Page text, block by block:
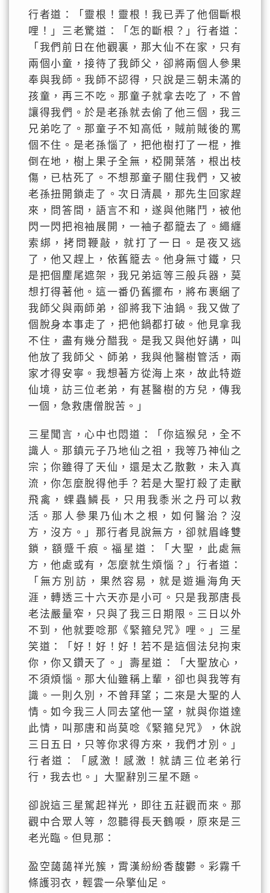
行者道：「靈根！靈根！我已弄了他個斷根
哩！」三老驚道：「怎的斷根？」行者道：
「我們前日在他觀裏，那大仙不在家，只有
兩個小童，接待了我師父，卻將兩個人參果
奉與我師。我師不認得，只說是三朝未滿的
孩童，再三不吃。那童子就拿去吃了，不曾
讓得我們。於是老孫就去偷了他三個，我三
兄弟吃了。那童子不知高低，賊前賊後的罵
個不住。是老孫惱了，把他樹打了一棍，推
倒在地，樹上果子全無，椏開葉落，根出枝
傷，已枯死了。不想那童子關住我們，又被
老孫扭開鎖走了。次日清晨，那先生回家趕
來，問答間，語言不和，遂與他賭鬥，被他
閃一閃把袍袖展開，一袖子都籠去了。繩纏
索綁，拷問鞭敲，就打了一日。是夜又逃
了，他又趕上，依舊籠去。他身無寸鐵，只
是把個麈尾遮架，我兄弟這等三般兵器，莫
想打得著他。這一番仍舊擺布，將布裹綑了
我師父與兩師弟，卻將我下油鍋。我又做了
個脫身本事走了，把他鍋都打破。他見拿我
不住，盡有幾分醋我。是我又與他好講，叫
他放了我師父、師弟，我與他醫樹管活，兩
家才得安寧。我想著方從海上來，故此特遊
仙境，訪三位老弟，有甚醫樹的方兒，傳我
一個，急救唐僧脫苦。」
三星聞言，心中也悶道：「你這猴兒，全不
識人。那鎮元子乃地仙之祖，我等乃神仙之
宗；你雖得了天仙，還是太乙散數，未入真
流，你怎麼脫得他手？若是大聖打殺了走獸
飛禽，蜾蟲鱗長，只用我黍米之丹可以救
活。那人參果乃仙木之根，如何醫治？沒
方，沒方。」那行者見說無方，卻就眉峰雙
鎖，額蹙千痕。福星道：「大聖，此處無
方，他處或有，怎麼就生煩惱？」行者道：
「無方別訪，果然容易，就是遊遍海角天
涯，轉透三十六天亦是小可。只是我那唐長
老法嚴量窄，只與了我三日期限。三日以外
不到，他就要唸那《緊箍兒咒》哩。」三星
笑道：「好！好！好！若不是這個法兒拘束
你，你又鑽天了。」壽星道：「大聖放心，
不須煩惱。那大仙雖稱上輩，卻也與我等有
識。一則久別，不曾拜望；二來是大聖的人
情。如今我三人同去望他一望，就與你道達
此情，叫那唐和尚莫唸《緊箍兒咒》，休說
三日五日，只等你求得方來，我們才別。」
行者道：「感激！感激！就請三位老弟行
行，我去也。」大聖辭別三星不題。
卻說這三星駕起祥光，即往五莊觀而來。那
觀中合眾人等，忽聽得長天鶴唳，原來是三
老光臨。但見那：
盈空藹藹祥光簇，霄漢紛紛香馥鬱。彩霧千
條護羽衣，輕雲一朵擎仙足。